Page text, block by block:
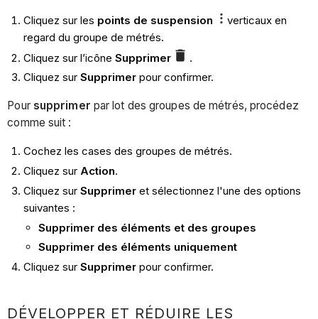
Cliquez sur les points de suspension
verticaux en
regard du groupe de métrés.
Cliquez sur l’icône Supprimer
.
Cliquez sur Supprimerpour confirmer.
Poursupprimer par lot des groupes de métrés, procédez
comme suit :
Cochez les cases des groupes de métrés.
Cliquez sur Action.
Cliquez sur Supprimeret sélectionnez l'une des options
suivantes :
Supprimer des éléments et des groupes
Supprimer des éléments uniquement
Cliquez sur Supprimerpour confirmer.
DÉVELOPPER ET RÉDUIRE LES